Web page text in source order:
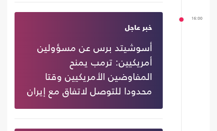
16:00
خبر عاجل
أسوشيتد برس عن مسؤولين
أمريكيين: ترمب يمنح
المفاوضين الأمريكيين وقتا
محدودا للتوصل لاتفاق مع إيران